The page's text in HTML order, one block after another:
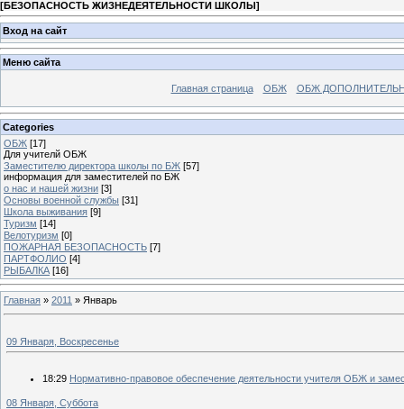
[БЕЗОПАСНОСТЬ ЖИЗНЕДЕЯТЕЛЬНОСТИ ШКОЛЫ]
Вход на сайт
Меню сайта
Главная страница ОБЖ ОБЖ
Categories
ОБЖ [17]
Для учителй ОБЖ
Заместителю директора школы по БЖ [57]
информация для заместителей по БЖ
о нас и нашей жизни [3]
Основы военной службы [31]
Школа выживания [9]
Туризм [14]
Велотуризм [0]
ПОЖАРНАЯ БЕЗОПАСНОСТЬ [7]
ПАРТФОЛИО [4]
РЫБАЛКА [16]
Главная » 2011 » Январь
09 Января, Воскресенье
18:29 Нормативно-правовое обеспечение деятельности учителя ОБЖ и
08 Января, Суббота